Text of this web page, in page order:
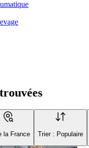
la France Trier : Populaire